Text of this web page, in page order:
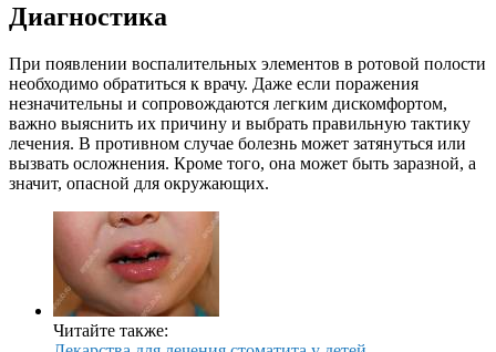
Диагностика
При появлении воспалительных элементов в ротовой полости
необходимо обратиться к врачу. Даже если поражения
незначительны и сопровождаются легким дискомфортом,
важно выяснить их причину и выбрать правильную тактику
лечения. В противном случае болезнь может затянуться или
вызвать осложнения. Кроме того, она может быть заразной, а
значит, опасной для окружающих.
Читайте также: